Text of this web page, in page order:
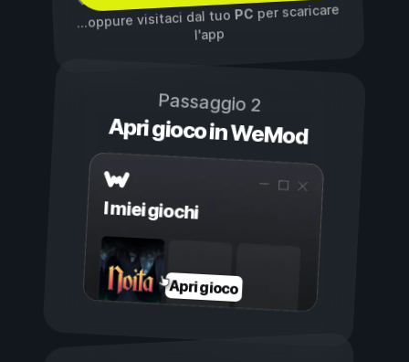
...oppure visitaci dal tuoPC per scaricare
l'app
Passaggio 2
Apri gioco in WeMod
I miei giochi
Apri gioco